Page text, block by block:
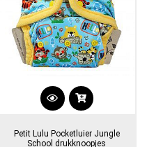
Petit Lulu Pocketluier Jungle
School drukknoopjes